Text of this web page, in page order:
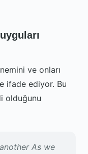
ve onları
ifade ediyor. Bu
olduğunu
As we